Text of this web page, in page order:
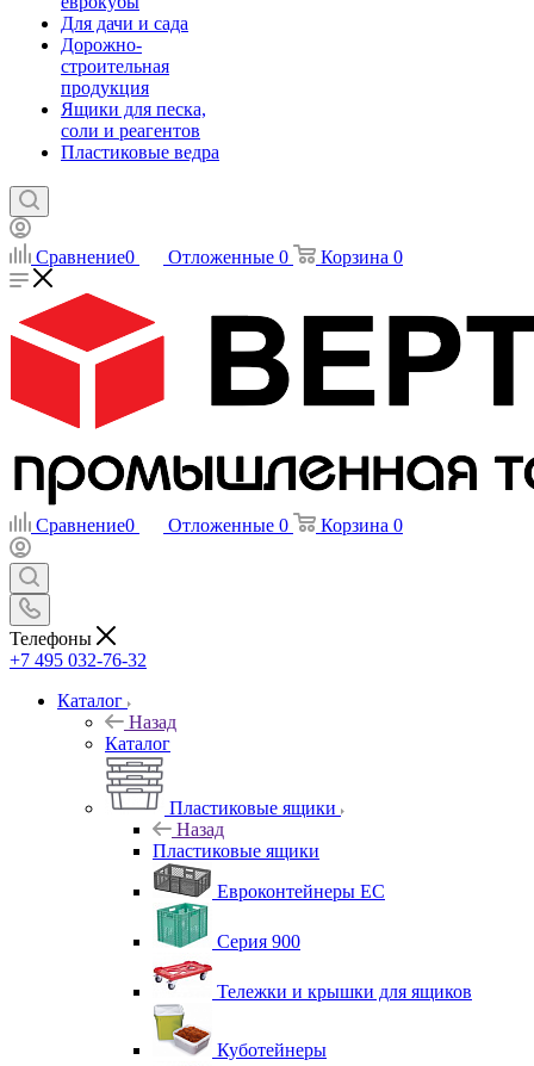
Для дачи и сада
Дорожно-
строительная
продукция
Ящики для песка,
соли и реагентов
Пластиковые ведра
Сравнение0 Отложенные 0 Корзина 0
Сравнение0 Отложенные 0 Корзина 0
Телефоны
+7 495 032-76-32
Каталог
Назад
Каталог
Пластиковые ящики
Назад
Пластиковые ящики
Евроконтейнеры ЕС
Серия 900
Тележки и крышки для ящиков
Куботейнеры